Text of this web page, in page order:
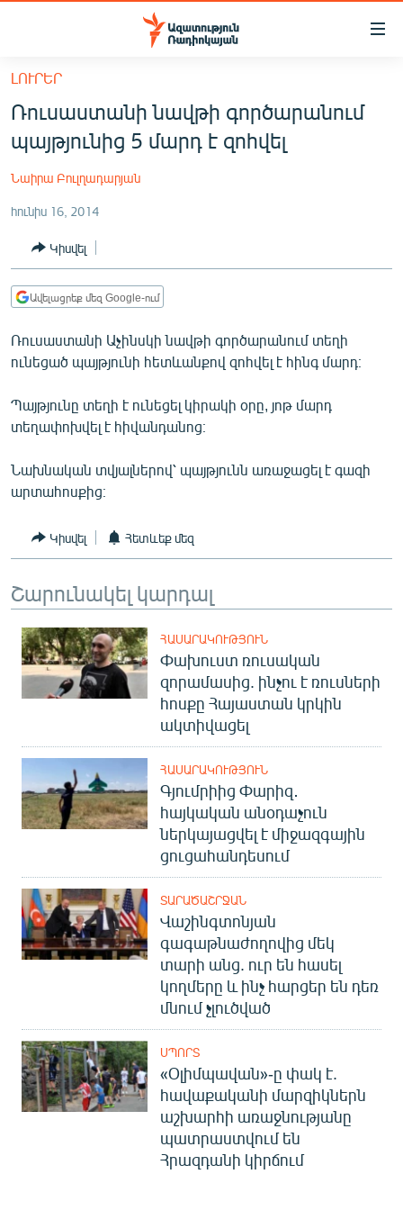
Մատչելիության
հիմնական
բովանդակությանը
հիմնական
մենյուին
ՔԱՂԱՔԱԿԱՆ
ԸՆՏՐՈՒԹՅՈՒՆՆԵՐ 2026
ԻՐԱՎՈՒՆՔ
ՀԱՍԱՐԱԿՈՒԹՅՈՒՆ
ՏՆՏԵՍՈՒԹՅՈՒՆ
ՊԱՏԵՐԱԶՄԻ 6 ՇԱԲԱԹՆԵՐԸ
ՄԻՋԱԶԳԱՅԻՆ
ՍՊՈՐՏ
ՏՏ ԵՒ ԻՆՏԵՐՆԵՏ
ԱՐԽԻՎ
ՏԵՍԱՆՅՈՒԹԵՐ
ԲԱՆԱՎԵՃ
ՁԳՏԵԼՈՎ ԼԱՎԱԳՈՒՅՆԻՆ
ՓՈԴՔԱՍԹ
Հայերեն
English
ՀԵՏԵՎԵՔ ՄԵԶ
«Ազատության» բոլոր կայքերը
ԼՈՒՐԵՐ
Ռուսաստանի նավթի գործարանում
պայթյունից 5 մարդ է զոհվել
Նաիրա Բուլղադարյան
հունիս 16, 2014
Կիսվել
Ավելացրեք մեզ Google-ում
Ռուսաստանի Աչինսկի նավթի գործարանում տեղի
ունեցած պայթյունի հետևանքով զոհվել է հինգ մարդ։
Պայթյունը տեղի է ունեցել կիրակի օրը, յոթ մարդ
տեղափոխվել է հիվանդանոց։
Նախնական տվյալներով՝ պայթյունն առաջացել է գազի
արտահոսքից։
Կիսվել Հետևեք մեզ
Շարունակել կարդալ
ՀԱՍԱՐԱԿՈՒԹՅՈՒՆ
Փախուստ ռուսական
զորամասից. ինչու է ռուսների
հոսքը Հայաստան կրկին
ակտիվացել
ՀԱՍԱՐԱԿՈՒԹՅՈՒՆ
Գյումրիից Փարիզ․
հայկական անօդաչուն
ներկայացվել է միջազգային
ցուցահանդեսում
ՏԱՐԱԾԱՇՐՋԱՆ
Վաշինգտոնյան
գագաթնաժողովից մեկ
տարի անց. ուր են հասել
կողմերը և ինչ հարցեր են դեռ
մնում չլուծված
ՍՊՈՐՏ
«Օլիմպավան»-ը փակ է.
հավաքականի մարզիկներն
աշխարհի առաջնությանը
պատրաստվում են
Հրազդանի կիրճում